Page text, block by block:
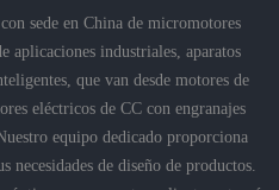
sede en China de micromotores
aplicaciones industriales, aparatos
que van desde motores de
eléctricos de CC con engranajes
equipo dedicado proporciona
necesidades de diseño de productos.